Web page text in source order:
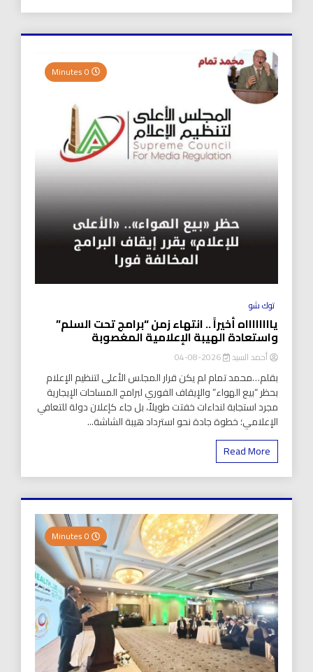
توك شو
يااااااااه أخيراً .. انتهاء زمن “برامج تحت السلم”
واستعادة الهيبة الإعلامية المغصوبة
أحمد السيد 2026-08-04
بقلم…محمد تمام لم يكن قرار المجلس الأعلى لتنظيم الإعلام
بحظر “بيع الهواء” والإيقاف الفوري لبرامج المساحات الإيجارية
مجرد استجابة لنداءات خفتت طويلاً، بل جاء كإعلان دولة للتعافي
الإعلامي؛ خطوة جادة نحو استرداد هيبة الشاشة...
Read More